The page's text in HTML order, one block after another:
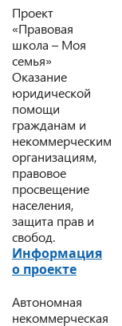
Проект
«Правовая
школа – Моя
семья»
Оказание
юридической
помощи
гражданам и
некоммерческим
организациям,
правовое
просвещение
населения,
защита прав и
свобод.
Информация
о проекте
Автономная
некоммерческая